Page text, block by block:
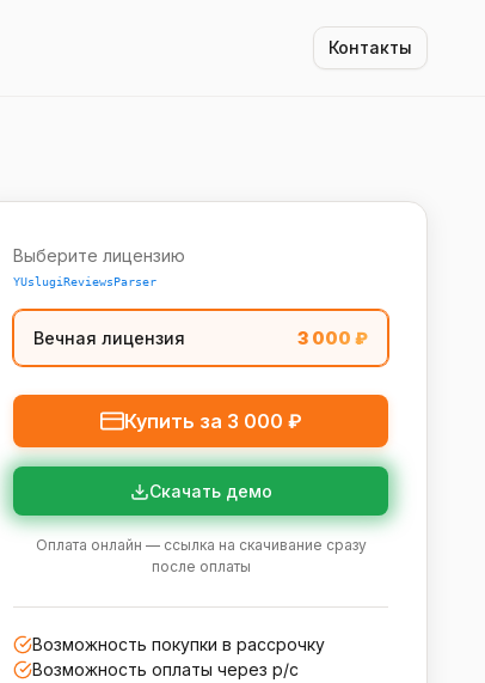
Контакты
Выберите лицензию
YUslugiReviewsParser
Вечная лицензия 3 000 ₽
Купить за 3 000 ₽
Скачать демо
Оплата онлайн — ссылка на скачивание сразу
после оплаты
Возможность покупки в рассрочку
Возможность оплаты через р/с